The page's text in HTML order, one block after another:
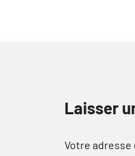
Laisser
Votre adresse